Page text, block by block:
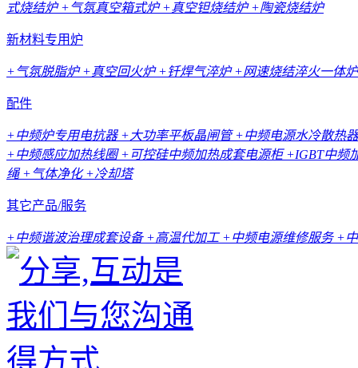
式烧结炉+气氛真空箱式炉+真空钽烧结炉+陶瓷烧结炉
新材料专用炉
+气氛脱脂炉+真空回火炉+钎焊气淬炉+网速烧结淬火一体炉
配件
+中频炉专用电抗器 +大功率平板晶闸管+中频电源水冷散热
+中频感应加热线圈+可控硅中频加热成套电源柜+IGBT中频
绳 +气体净化+冷却塔
其它产品/服务
+中频谐波治理成套设备 +高温代加工+中频电源维修服务 +